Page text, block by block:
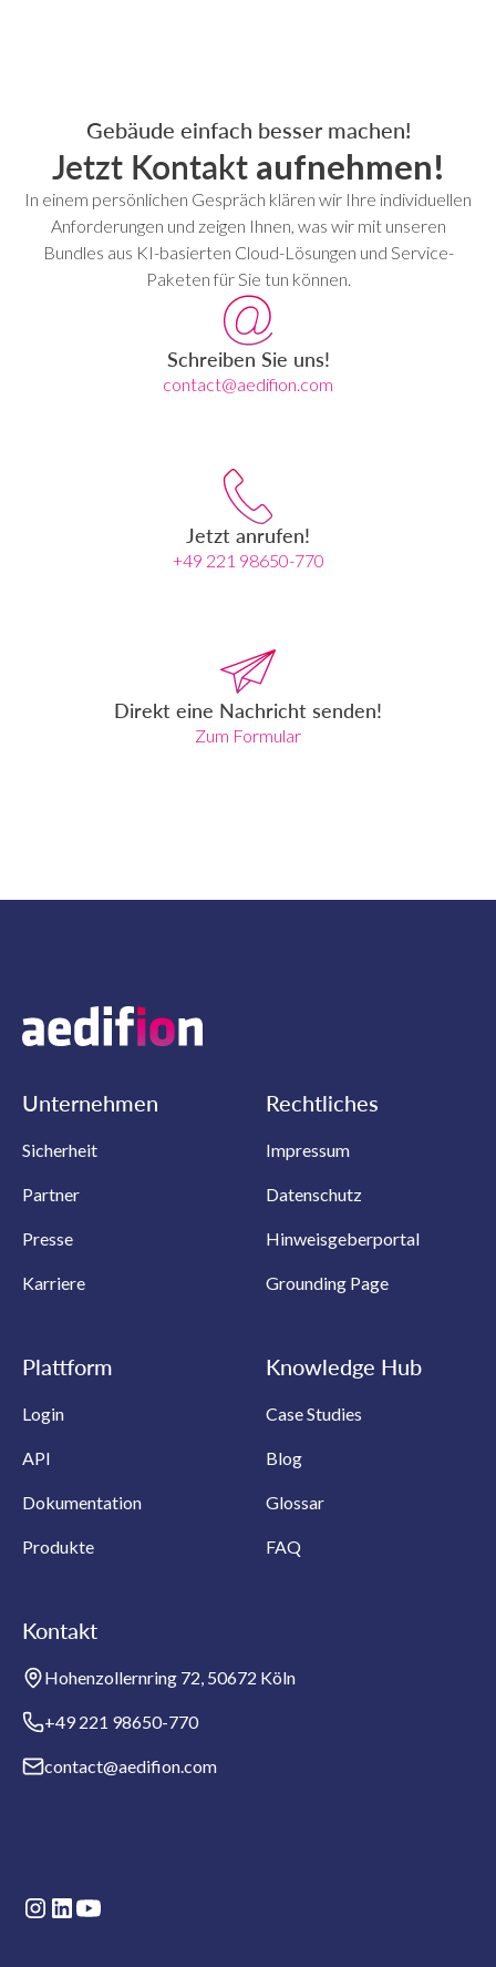
Gebäude einfach besser machen!
Jetzt Kontakt aufnehmen!
In einem persönlichen Gespräch klären wir Ihre individuellen
Anforderungen und zeigen Ihnen, was wir mit unseren
Bundles aus KI-basierten Cloud-Lösungen und Service-
Paketen für Sie tun können.
Schreiben Sie uns!
contact@aedifion.com
Jetzt anrufen!
+49 221 98650-770
Direkt eine Nachricht senden!
Zum Formular
Unternehmen
Sicherheit
Partner
Presse
Karriere
Rechtliches
Impressum
Datenschutz
Hinweisgeberportal
Grounding Page
Plattform
Login
API
Dokumentation
Produkte
Knowledge Hub
Case Studies
Blog
Glossar
FAQ
Kontakt
Hohenzollernring 72, 50672 Köln
+49 221 98650-770
contact@aedifion.com